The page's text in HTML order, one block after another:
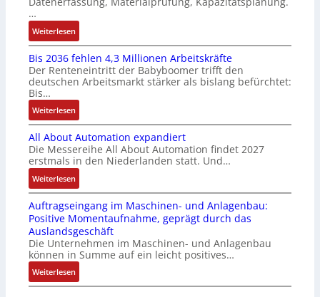
F
a
n
u
c
C
-
S
y
t
e
m
e
u
n
b
e
ä
t
i
g
R
e
i
e
g
a
m
u
l
t
i
v
r
i
b
l
e
S
e
u
e
r
u
n
s
e
I
n
t
e
g
r
a
t
i
o
n
v
o
n
A
G
V
u
n
d
…
Weiterlesen:
K
I
b
r
a
u
c
h
t
S
t
r
u
k
t
u
r
Bis 2036 fehlen 4,3 Millionen Arbeitskräfte
Der Renteneintritt der Babyboomer trifft den
deutschen Arbeitsmarkt stärker als bislang befürchtet:
Bis…
Weiterlesen:
B
i
s
2
0
3
6
f
e
h
l
e
n
All About Automation expandiert
Die Messereihe All About Automation findet 2027
erstmals in den Niederlanden statt. Und…
Weiterlesen:
A
l
l
A
b
o
u
t
Auftragseingang im Maschinen- und Anlagenbau:
Positive Momentaufnahme, geprägt durch das
Auslandsgeschäft
Die Unternehmen im Maschinen- und Anlagenbau
können in Summe auf ein leicht positives…
Weiterlesen:
A